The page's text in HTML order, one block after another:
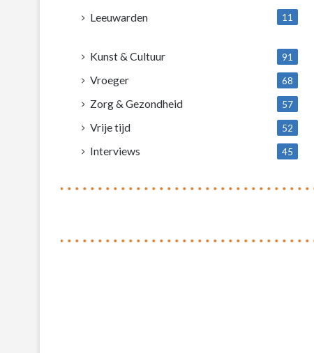
Leeuwarden
11
Kunst & Cultuur 91
Vroeger 68
Zorg & Gezondheid 57
Vrije tijd 52
Interviews 45